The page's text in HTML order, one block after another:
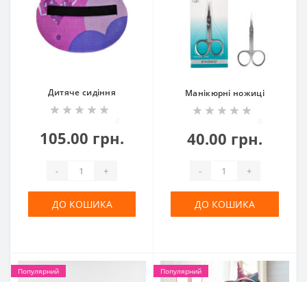
Дитяче сидіння
105.00 грн.
- +
ДО КОШИКА
Манікюрні ножиці
40.00 грн.
- +
ДО КОШИКА
Популярний Популярний